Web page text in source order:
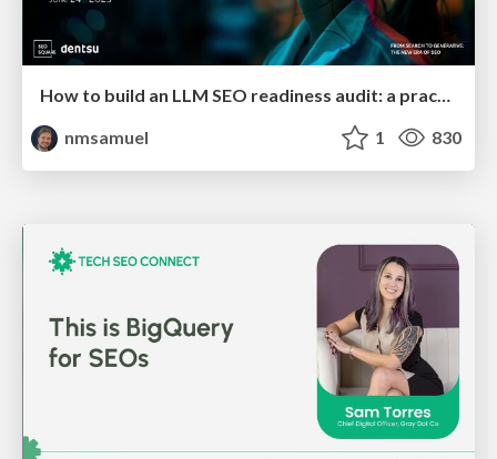
How to build an LLM SEO readiness audit: a practical framework
nmsamuel
1 830